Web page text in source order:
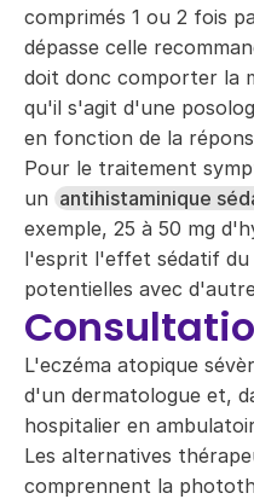
comprimés 1 ou 2 fois
dépasse celle
doit donc comporter la
qu'il s'agit d'une
en fonction de la
Pour le traitement
un antihistaminique
exemple, 25 à 50 mg
l'esprit l'effet sédatif du
potentielles avec
L'eczéma atopique
d'un dermatologue et,
hospitalier en
Les alternatives
comprennent la